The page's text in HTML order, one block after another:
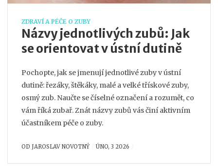
ZDRAVÍ A PÉČE O ZUBY
Názvy jednotlivých zubů: Jak
se orientovat v ústní dutině
Pochopte, jak se jmenují jednotlivé zuby v ústní
dutině: řezáky, štěkáky, malé a velké třískové zuby,
osmý zub. Naučte se číselné označení a rozumět, co
vám říká zubař. Znát názvy zubů vás činí aktivním
účastníkem péče o zuby.
OD JAROSLAV NOVOTNÝ ÚNO, 3 2026